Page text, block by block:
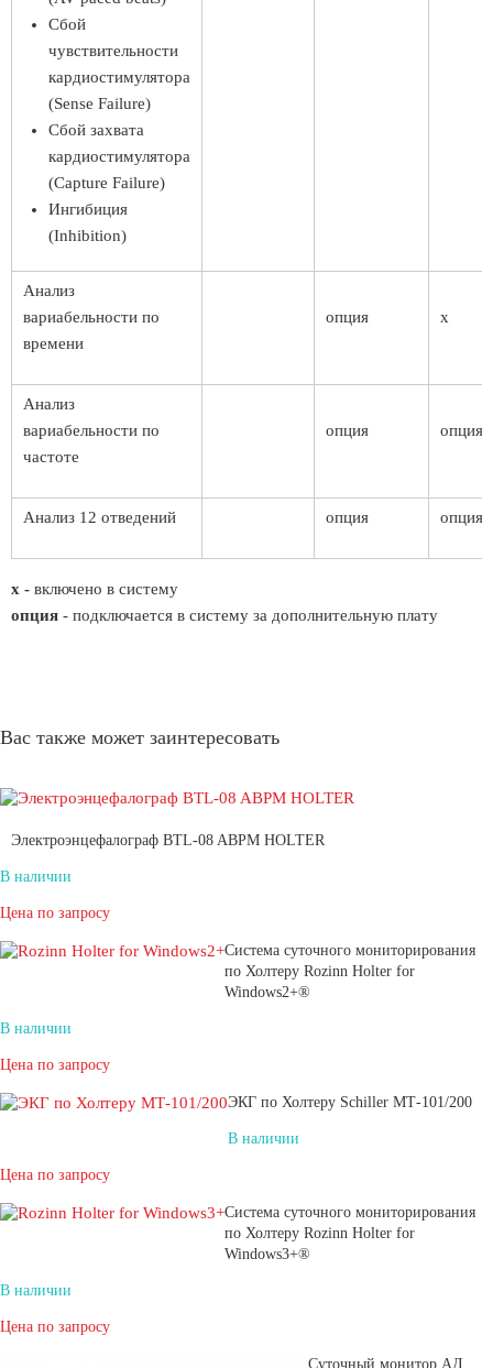
Сбой
чувствительности
кардиостимулятора
(Sense Failure)
Сбой захвата
кардиостимулятора
(Capture Failure)
Ингибиция
(Inhibition)
Анализ
вариабельности по
времени
опция x
Анализ
вариабельности по
частоте
опция опция
Анализ 12 отведений опция опция
х - включено в систему
опция - подключается в систему за дополнительную плату
Вас также может заинтересовать
Электроэнцефалограф BTL-08 ABPM HOLTER
В наличии
Цена по запросу
Система суточного мониторирования
по Холтеру Rozinn Holter for
Windows2+®
В наличии
Цена по запросу
ЭКГ по Холтеру Schiller МТ-101/200
В наличии
Цена по запросу
Система суточного мониторирования
по Холтеру Rozinn Holter for
Windows3+®
В наличии
Цена по запросу
Суточный монитор АД